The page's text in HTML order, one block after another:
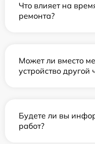
Что влияет на
ремонта?
Может ли вместо
устройство другой
Будете ли вы
работ?